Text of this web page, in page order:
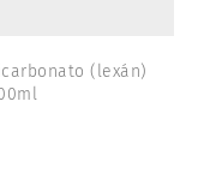
(lexán)